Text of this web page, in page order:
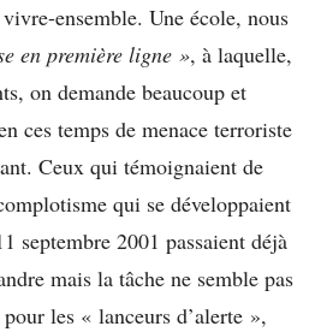
ensemble. Une école, nous
en première ligne », à laquelle,
on demande beaucoup et
ces temps de menace terroriste
Ceux qui témoignaient de
qui se développaient
septembre 2001 passaient déjà
mais la tâche ne semble pas
les « lanceurs d’alerte »,